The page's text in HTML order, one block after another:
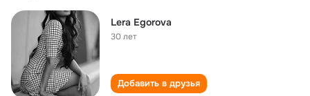
Lera Egorova
30 лет
Добавить в друзья